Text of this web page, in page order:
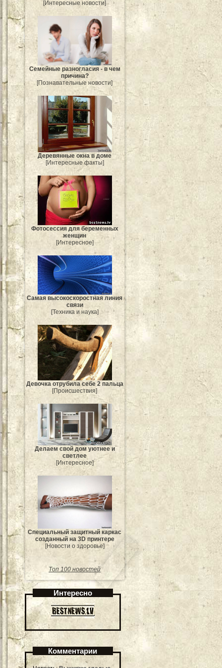
[Интересные новости]
Семейные разногласия - в чем
причина?
[Познавательные новости]
Деревянные окна в доме
[Интересные факты]
Фотосессия для беременных
женщин
[Интересное]
Самая высокоскоростная линия
связи
[Техника и наука]
Девочка отрубила себе 2 пальца
[Происшествия]
Делаем свой дом уютнее и
светлее
[Интересное]
Специальный защитный каркас
созданный на 3D принтере
[Новости о здоровье]
Топ 100 новостей
Интересно
Комментарии